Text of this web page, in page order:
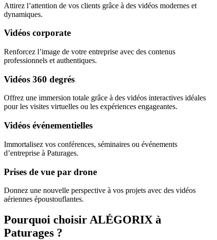
Attirez l’attention de vos clients grâce à des vidéos modernes et
dynamiques.
Vidéos corporate
Renforcez l’image de votre entreprise avec des contenus
professionnels et authentiques.
Vidéos 360 degrés
Offrez une immersion totale grâce à des vidéos interactives idéales
pour les visites virtuelles ou les expériences engageantes.
Vidéos événementielles
Immortalisez vos conférences, séminaires ou événements
d’entreprise à Paturages.
Prises de vue par drone
Donnez une nouvelle perspective à vos projets avec des vidéos
aériennes époustouflantes.
Pourquoi choisir ALÉGORIX à
Paturages ?